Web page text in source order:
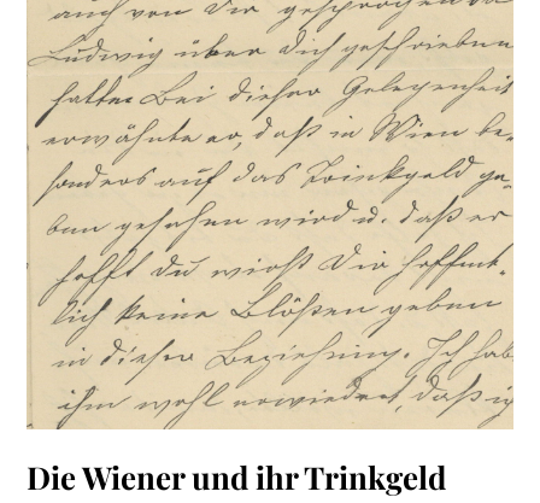
Die Wiener und ihr Trinkgeld